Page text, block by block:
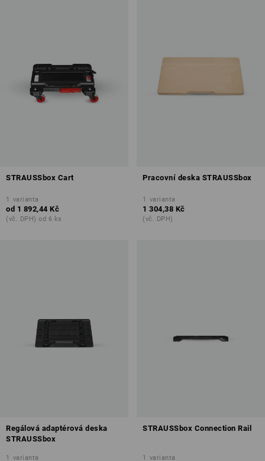
STRAUSSbox Cart
1 varianta
od 1 892,44 Kč
(vč. DPH) od 6 ks
Pracovní deska STRAUSSbox
1 varianta
1 304,38 Kč
(vč. DPH)
Regálová adaptérová deska
STRAUSSbox
1 varianta
STRAUSSbox Connection Rail
1 varianta